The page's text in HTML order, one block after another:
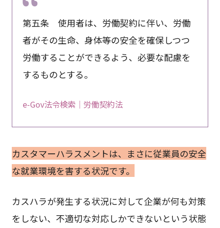
第五条 使用者は、労働契約に伴い、労働
者がその生命、身体等の安全を確保しつつ
労働することができるよう、必要な配慮を
するものとする。
e-Gov法令検索｜労働契約法
カスタマーハラスメントは、まさに従業員の安全
な就業環境を害する状況です。
カスハラが発生する状況に対して企業が何も対策
をしない、不適切な対応しかできないという状態